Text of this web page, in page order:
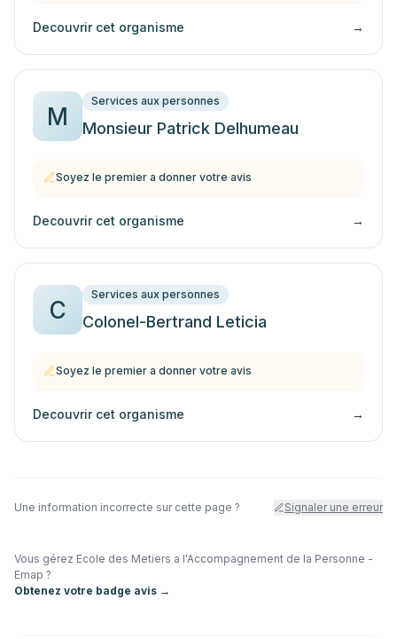
Decouvrir cet organisme →
M
Services aux personnes
Monsieur Patrick Delhumeau
Soyez le premier a donner votre avis
Decouvrir cet organisme →
C
Services aux personnes
Colonel-Bertrand Leticia
Soyez le premier a donner votre avis
Decouvrir cet organisme →
Une information incorrecte sur cette page ? Signaler une erreur
Vous gérez Ecole des Metiers a l'Accompagnement de la Personne -
Emap ?
Obtenez votre badge avis →